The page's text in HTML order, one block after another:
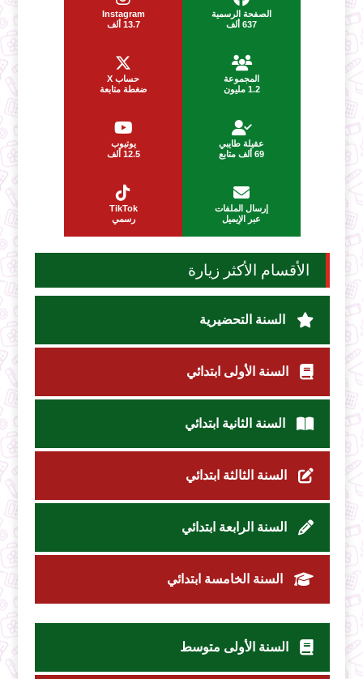
الصفحة الرسمية
637 ألف
Instagram
13.7 ألف
المجموعة
1.2 مليون
حساب X
ضغطة متابعة
عقيلة طايبي
69 ألف متابع
يوتيوب
12.5 ألف
إرسال الملفات
عبر الإيميل
TikTok
رسمي
الأقسام الأكثر زيارة
السنة التحضيرية
السنة الأولى ابتدائي
السنة الثانية ابتدائي
السنة الثالثة ابتدائي
السنة الرابعة ابتدائي
السنة الخامسة ابتدائي
السنة الأولى متوسط